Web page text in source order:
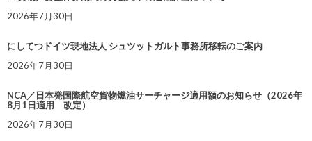
2026年7月30日
にしてつドイツ現地法人 シュツットガルト事務所移転のご案内
2026年7月30日
NCA／日本発国際航空貨物燃油サーチャージ適用額のお知らせ（2026年
8月1日適用 改定）
2026年7月30日